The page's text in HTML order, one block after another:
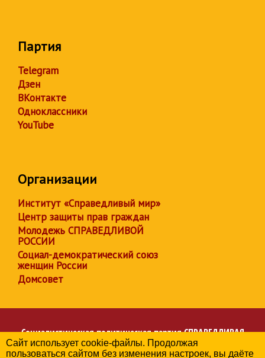
Партия
Telegram
Дзен
ВКонтакте
Одноклассники
YouTube
Организации
Институт «Справедливый мир»
Центр защиты прав граждан
Молодежь СПРАВЕДЛИВОЙ
РОССИИ
Социал-демократический союз
женщин России
Домсовет
Социалистическая политическая партияСПРАВЕДЛИВАЯ
РОССИЯ
Сайт использует cookie-файлы. Продолжая
пользоваться сайтом без изменения настроек, вы даёте